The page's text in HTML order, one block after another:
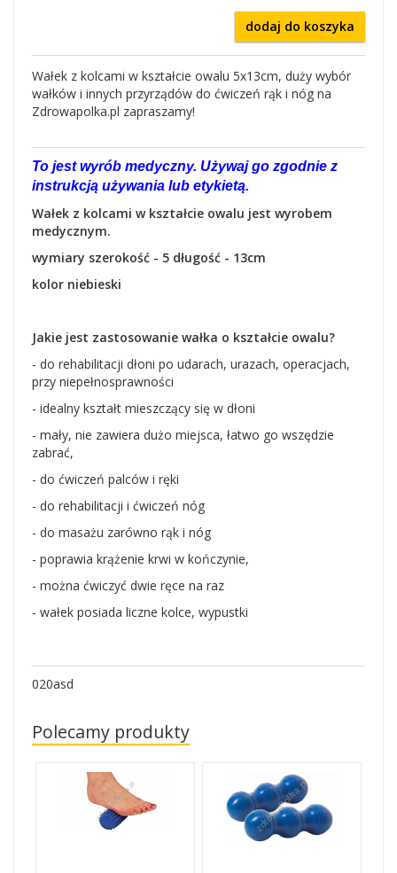
dodaj do koszyka
Wałek z kolcami w kształcie owalu 5x13cm, duży wybór
wałków i innych przyrządów do ćwiczeń rąk i nóg na
Zdrowapolka.pl zapraszamy!
To jest wyrób medyczny. Używaj go zgodnie z
instrukcją używania lub etykietą.
Wałek z kolcami w kształcie owalu jest wyrobem
medycznym.
wymiary szerokość - 5 długość - 13cm
kolor niebieski
Jakie jest zastosowanie wałka o kształcie owalu?
- do rehabilitacji dłoni po udarach, urazach, operacjach,
przy niepełnosprawności
- idealny kształt mieszczący się w dłoni
- mały, nie zawiera dużo miejsca, łatwo go wszędzie
zabrać,
- do ćwiczeń palców i ręki
- do rehabilitacji i ćwiczeń nóg
- do masażu zarówno rąk i nóg
- poprawia krążenie krwi w kończynie,
- można ćwiczyć dwie ręce na raz
- wałek posiada liczne kolce, wypustki
020asd
Polecamy produkty